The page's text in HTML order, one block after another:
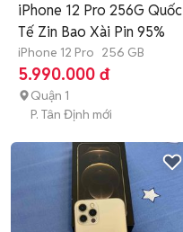
iPhone 12 Pro 256G Quốc
Tế Zin Bao Xài Pin 95%
iPhone 12 Pro 256 GB
5.990.000 đ
Quận 1
P. Tân Định mới